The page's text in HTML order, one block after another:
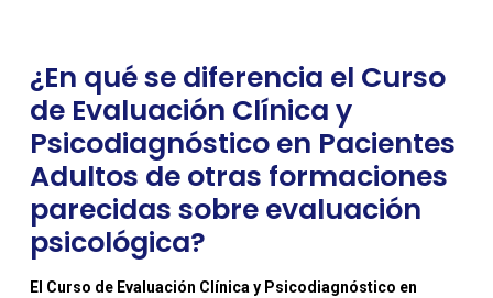
¿En qué se diferencia el Curso
de Evaluación Clínica y
Psicodiagnóstico en Pacientes
Adultos de otras formaciones
parecidas sobre evaluación
psicológica?
El Curso de Evaluación Clínica y Psicodiagnóstico en